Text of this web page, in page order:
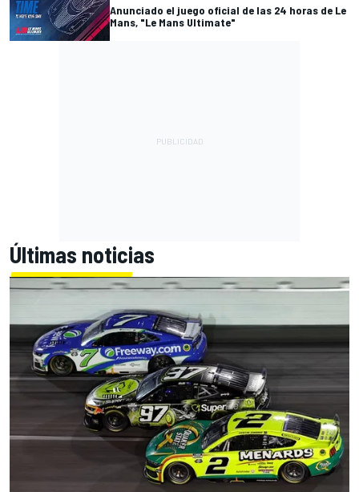
Anunciado el juego oficial de las 24 horas de Le
Mans, "Le Mans Ultimate"
Últimas noticias